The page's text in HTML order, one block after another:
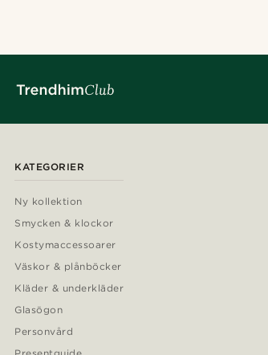
KATEGORIER
Ny kollektion
Smycken & klockor
Kostymaccessoarer
Väskor & plånböcker
Kläder & underkläder
Glasögon
Personvård